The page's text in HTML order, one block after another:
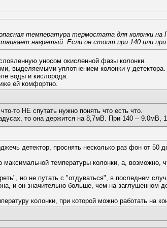
температура термостата для колонки
нагретый. Если он стоит при 140 или при
уносом окисленной фазы колонки.
выделяемыми уплотнением колонки у детектора.
воды и кислорода.
ей комфортно.
то НЕ спутать нужно понять что есть что.
то она держится на 8,7мВ. При 140 -- 9.0мВ,
детектор, проснять несколько раз фон от 50
температуры колонки, а, возможно,
но не путать с "отдуваться", в последнем
и он значительно больше, чем на заглушенном
колонки, при которой можно работать на